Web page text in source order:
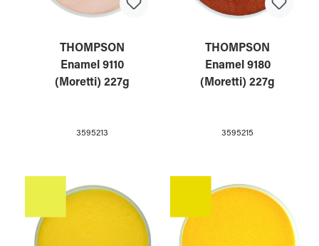
THOMPSON
Enamel 9110
(Moretti) 227g
3595213
THOMPSON
Enamel 9180
(Moretti) 227g
3595215